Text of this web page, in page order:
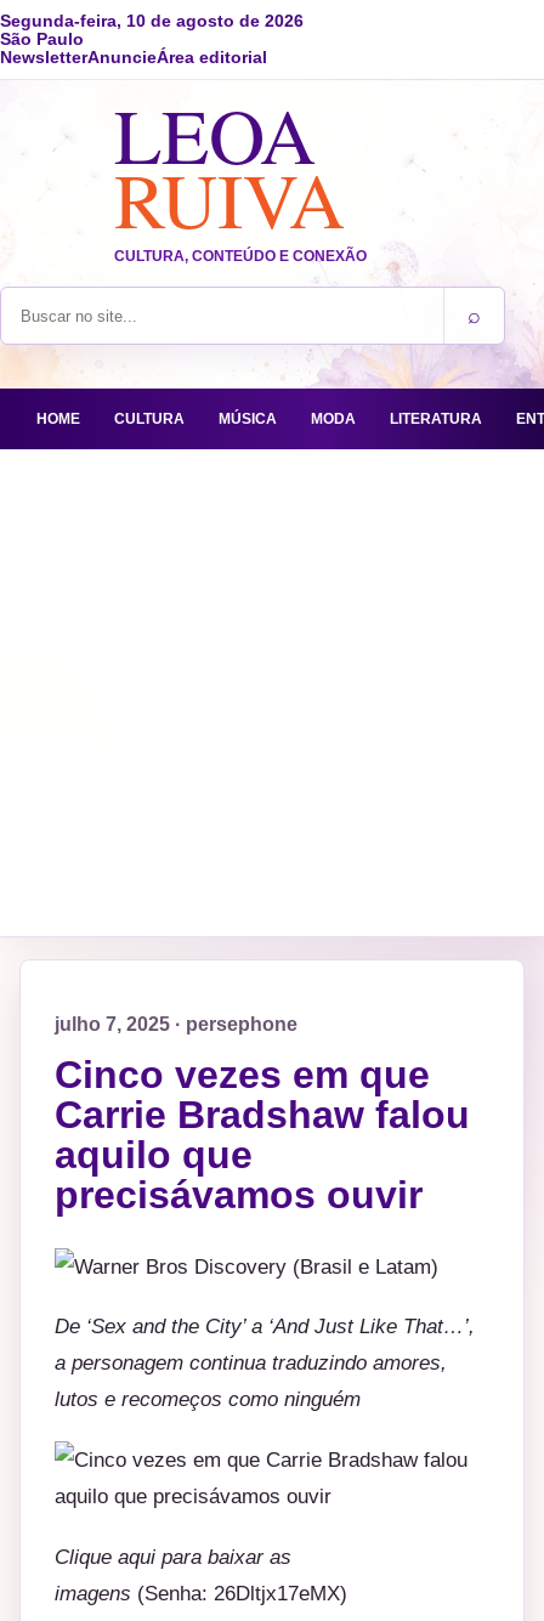
Segunda-feira, 10 de agosto de 2026
São Paulo
NewsletterAnuncieÁrea editorial
LEOA
RUIVA
CULTURA, CONTEÚDO E CONEXÃO
Buscar no site ⌕
HOME CULTURA MÚSICA MODA LITERATURA
julho 7, 2025 · persephone
Cinco vezes em que
Carrie Bradshaw falou
aquilo que
precisávamos ouvir
De ‘Sex and the City’ a ‘And Just Like That…’,
a personagem continua traduzindo amores,
lutos e recomeços como ninguém
Clique aqui para baixar as
imagens (Senha: 26Dltjx17eMX)